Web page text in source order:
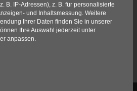
EVENTS
B. IP-Adressen), z. B. für personalisierte
und Inhaltsmessung. Weitere
Ihrer Daten finden Sie in unserer
Ihre Auswahl jederzeit unter
anpassen.
Service-Gruppen, für die eine